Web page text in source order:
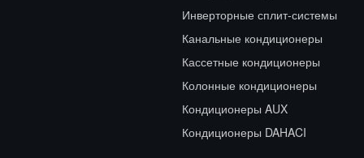
Инверторные сплит-системы
Канальные кондиционеры
Кассетные кондиционеры
Колонные кондиционеры
Кондиционеры AUX
Кондиционеры DAHACI